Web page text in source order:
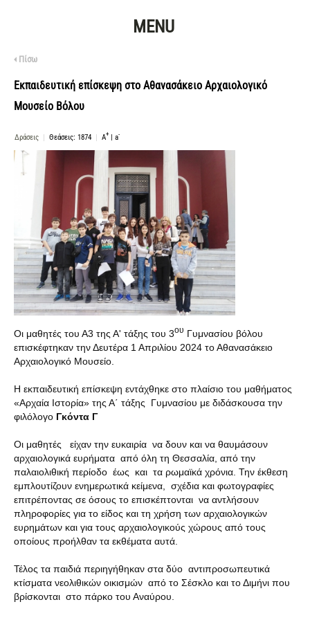
MENU
Πίσω
Εκπαιδευτική επίσκεψη στο Αθανασάκειο Αρχαιολογικό
Μουσείο Βόλου
Δράσεις | Θεάσεις: 1874 | A+ | a-
Οι μαθητές του Α3 της Α' τάξης του 3ου Γυμνασίου βόλου
επισκέφτηκαν την Δευτέρα 1 Απριλίου 2024 το Αθανασάκειο
Αρχαιολογικό Μουσείο.
Η εκπαιδευτική επίσκεψη εντάχθηκε στο πλαίσιο του μαθήματος
«Αρχαία Ιστορία» της Α΄ τάξης Γυμνασίου με διδάσκουσα την
φιλόλογο Γκόντα Γ
Οι μαθητές είχαν την ευκαιρία να δουν και να θαυμάσουν
αρχαιολογικά ευρήματα από όλη τη Θεσσαλία, από την
παλαιολιθική περίοδο έως και τα ρωμαϊκά χρόνια. Την έκθεση
εμπλουτίζουν ενημερωτικά κείμενα, σχέδια και φωτογραφίες
επιτρέποντας σε όσους το επισκέπτονται να αντλήσουν
πληροφορίες για το είδος και τη χρήση των αρχαιολογικών
ευρημάτων και για τους αρχαιολογικούς χώρους από τους
οποίους προήλθαν τα εκθέματα αυτά.
Τέλος τα παιδιά περιηγήθηκαν στα δύο αντιπροσωπευτικά
κτίσματα νεολιθικών οικισμών από το Σέσκλο και το Διμήνι που
βρίσκονται στο πάρκο του Αναύρου.